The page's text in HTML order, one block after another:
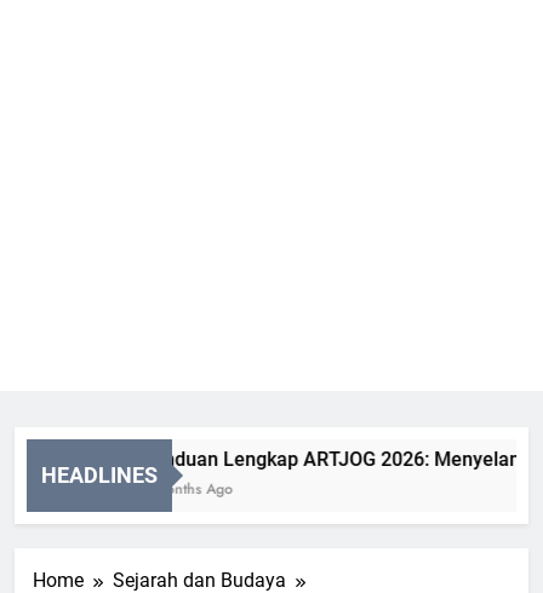
HEADLINES
Panduan Lengkap ARTJOG 2026: Menyelami
2 Months Ago
Home
Sejarah dan Budaya